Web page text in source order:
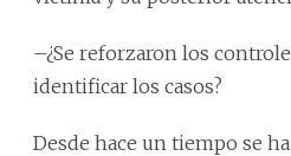
–¿Se reforzaron los
identificar los casos?
Desde hace un tiempo se